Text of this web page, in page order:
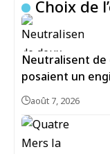
Choix de
Neutralisent de
posaient un
août 7, 2026